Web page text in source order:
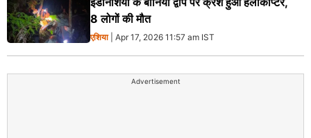
8 लोगों की मौत
एशिया| Apr 17, 2026 11:57 am IST
Advertisement